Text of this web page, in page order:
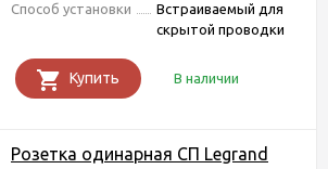
Способ установки
Встраиваемый для
скрытой проводки
Купить В наличии
Розетка одинарная СП Legrand